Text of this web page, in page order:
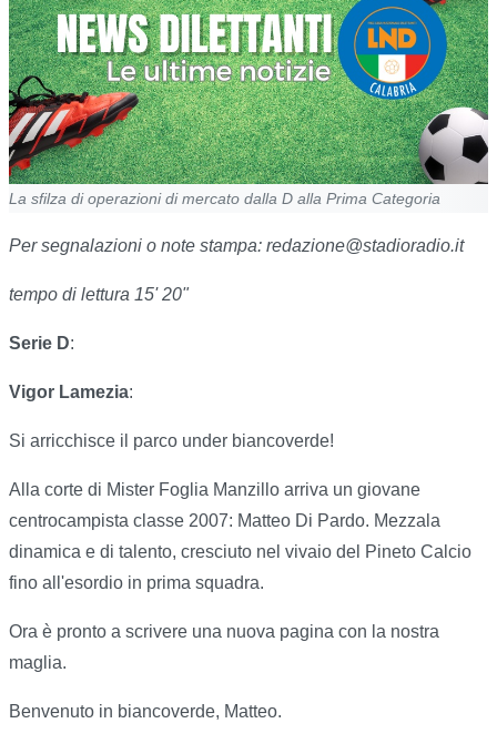
La sfilza di operazioni di mercato dalla D alla Prima Categoria
Per segnalazioni o note stampa: redazione@stadioradio.it
tempo di lettura 15' 20"
Serie D:
Vigor Lamezia:
Si arricchisce il parco under biancoverde!
Alla corte di Mister Foglia Manzillo arriva un giovane
centrocampista classe 2007: Matteo Di Pardo. Mezzala
dinamica e di talento, cresciuto nel vivaio del Pineto Calcio
fino all'esordio in prima squadra.
Ora è pronto a scrivere una nuova pagina con la nostra
maglia.
Benvenuto in biancoverde, Matteo.